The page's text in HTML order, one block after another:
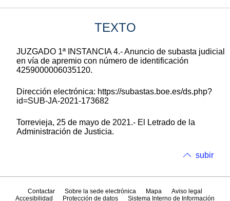
TEXTO
JUZGADO 1ª INSTANCIA 4.- Anuncio de subasta judicial
en vía de apremio con número de identificación
4259000006035120.
Dirección electrónica: https://subastas.boe.es/ds.php?
id=SUB-JA-2021-173682
Torrevieja, 25 de mayo de 2021.- El Letrado de la
Administración de Justicia.
subir
Contactar Sobre la sede electrónica Mapa
Aviso legal
Accesibilidad
Protección de datos Sistema Interno de Información